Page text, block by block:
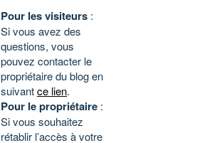
Pour les visiteurs :
Si vous avez des
questions, vous
pouvez contacter le
propriétaire du blog en
suivantce lien.
Pour le propriétaire :
Si vous souhaitez
rétablir l’accès à votre